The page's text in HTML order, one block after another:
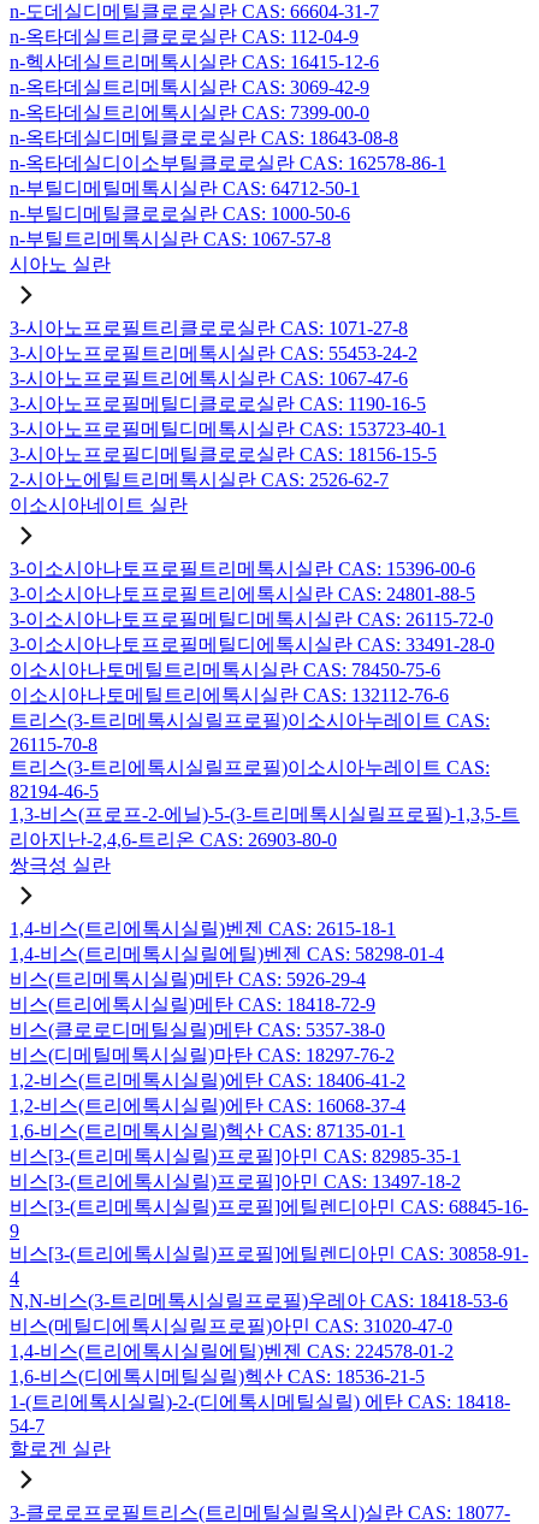
n-도데실디메틸클로로실란 CAS: 66604-31-7
n-옥타데실트리클로로실란 CAS: 112-04-9
n-헥사데실트리메톡시실란 CAS: 16415-12-6
n-옥타데실트리메톡시실란 CAS: 3069-42-9
n-옥타데실트리에톡시실란 CAS: 7399-00-0
n-옥타데실디메틸클로로실란 CAS: 18643-08-8
n-옥타데실디이소부틸클로로실란 CAS: 162578-86-1
n-부틸디메틸메톡시실란 CAS: 64712-50-1
n-부틸디메틸클로로실란 CAS: 1000-50-6
n-부틸트리메톡시실란 CAS: 1067-57-8
시아노 실란
3-시아노프로필트리클로로실란 CAS: 1071-27-8
3-시아노프로필트리메톡시실란 CAS: 55453-24-2
3-시아노프로필트리에톡시실란 CAS: 1067-47-6
3-시아노프로필메틸디클로로실란 CAS: 1190-16-5
3-시아노프로필메틸디메톡시실란 CAS: 153723-40-1
3-시아노프로필디메틸클로로실란 CAS: 18156-15-5
2-시아노에틸트리메톡시실란 CAS: 2526-62-7
이소시아네이트 실란
3-이소시아나토프로필트리메톡시실란 CAS: 15396-00-6
3-이소시아나토프로필트리에톡시실란 CAS: 24801-88-5
3-이소시아나토프로필메틸디메톡시실란 CAS: 26115-72-0
3-이소시아나토프로필메틸디에톡시실란 CAS: 33491-28-0
이소시아나토메틸트리메톡시실란 CAS: 78450-75-6
이소시아나토메틸트리에톡시실란 CAS: 132112-76-6
트리스(3-트리메톡시실릴프로필)이소시아누레이트 CAS:
26115-70-8
트리스(3-트리에톡시실릴프로필)이소시아누레이트 CAS:
82194-46-5
1,3-비스(프로프-2-에닐)-5-(3-트리메톡시실릴프로필)-1,3,5-트
리아지난-2,4,6-트리온 CAS: 26903-80-0
쌍극성 실란
1,4-비스(트리에톡시실릴)벤젠 CAS: 2615-18-1
1,4-비스(트리메톡시실릴에틸)벤젠 CAS: 58298-01-4
비스(트리메톡시실릴)메탄 CAS: 5926-29-4
비스(트리에톡시실릴)메탄 CAS: 18418-72-9
비스(클로로디메틸실릴)메탄 CAS: 5357-38-0
비스(디메틸메톡시실릴)마탄 CAS: 18297-76-2
1,2-비스(트리메톡시실릴)에탄 CAS: 18406-41-2
1,2-비스(트리에톡시실릴)에탄 CAS: 16068-37-4
1,6-비스(트리메톡시실릴)헥산 CAS: 87135-01-1
비스[3-(트리메톡시실릴)프로필]아민 CAS: 82985-35-1
비스[3-(트리에톡시실릴)프로필]아민 CAS: 13497-18-2
비스[3-(트리메톡시실릴)프로필]에틸렌디아민 CAS: 68845-16-
9
비스[3-(트리에톡시실릴)프로필]에틸렌디아민 CAS: 30858-91-
4
N,N-비스(3-트리메톡시실릴프로필)우레아 CAS: 18418-53-6
비스(메틸디에톡시실릴프로필)아민 CAS: 31020-47-0
1,4-비스(트리에톡시실릴에틸)벤젠 CAS: 224578-01-2
1,6-비스(디에톡시메틸실릴)헥산 CAS: 18536-21-5
1-(트리에톡시실릴)-2-(디에톡시메틸실릴) 에탄 CAS: 18418-
54-7
할로겐 실란
3-클로로프로필트리스(트리메틸실릴옥시)실란 CAS: 18077-